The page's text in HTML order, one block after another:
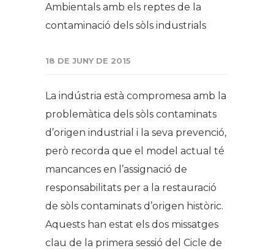
Ambientals amb els reptes de la
contaminació dels sòls industrials ​
18 DE JUNY DE 2015
La indústria està compromesa amb la
problemàtica dels sòls contaminats
d’origen industrial i la seva prevenció,
però recorda que el model actual té
mancances en l’assignació de
responsabilitats per a la restauració
de sòls contaminats d’origen històric.
Aquests han estat els dos missatges
clau de la primera sessió del Cicle de